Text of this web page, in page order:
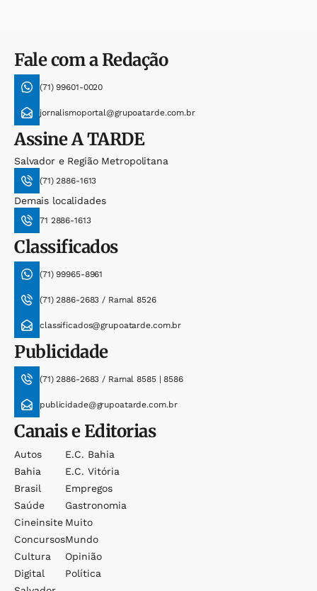
Fale com a Redação
(71) 99601-0020
jornalismoportal@grupoatarde.com.br
AssineA TARDE
Salvador e Região Metropolitana
(71) 2886-1613
Demais localidades
71 2886-1613
Classificados
(71) 99965-8961
(71) 2886-2683 / Ramal 8526
classificados@grupoatarde.com.br
Publicidade
(71) 2886-2683 / Ramal 8585 | 8586
publicidade@grupoatarde.com.br
Canais e Editorias
Autos
Bahia
Brasil
Saúde
Cineinsite
Concursos
Cultura
Digital
E.c. Bahia
E.c. Vitória
Empregos
Gastronomia
Muito
Mundo
Opinião
Política